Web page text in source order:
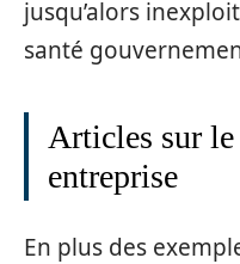
jusqu’alors
santé
Articles sur le
entreprise
En plus des